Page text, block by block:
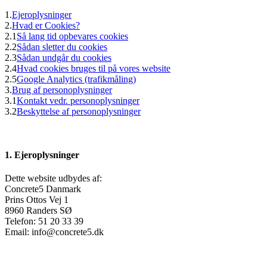
1.Ejeroplysninger
2.Hvad er Cookies?
2.1 Så lang tid opbevares cookies
2.2Sådan sletter du cookies
2.3Sådan undgår du cookies
2.4Hvad cookies bruges til på vores website
2.5Google Analytics (trafikmåling)
3.Brug af personoplysninger
3.1Kontakt vedr. personoplysninger
3.2Beskyttelse af personoplysninger
1. Ejeroplysninger
Dette website udbydes af:
Concrete5 Danmark
Prins Ottos Vej 1
8960 Randers SØ
Telefon: 51 20 33 39
Email: info@concrete5.dk